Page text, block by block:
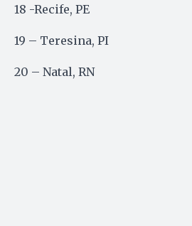
18 -Recife, PE
19 – Teresina, PI
20 – Natal, RN